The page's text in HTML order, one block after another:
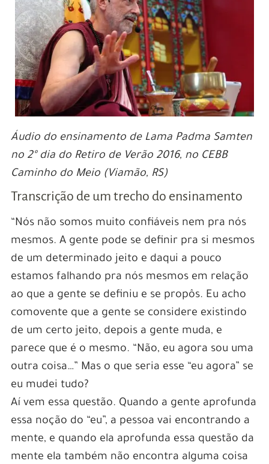
Áudio do ensinamento de Lama Padma Samten
no 2º dia do Retiro de Verão 2016, no CEBB
Caminho do Meio (Viamão, RS)
Transcrição de um trecho do ensinamento
“Nós não somos muito confiáveis nem pra nós
mesmos. A gente pode se definir pra si mesmos
de um determinado jeito e daqui a pouco
estamos falhando pra nós mesmos em relação
ao que a gente se definiu e se propôs. Eu acho
comovente que a gente se considere existindo
de um certo jeito, depois a gente muda, e
parece que é o mesmo. “Não, eu agora sou uma
outra coisa…” Mas o que seria esse “eu agora” se
eu mudei tudo?
Aí vem essa questão. Quando a gente aprofunda
essa noção do “eu”, a pessoa vai encontrando a
mente, e quando ela aprofunda essa questão da
mente ela também não encontra alguma coisa